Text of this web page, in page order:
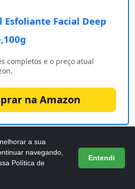
Esfoliante Facial Deep
completos e o preço atual
na Amazon
limpaerenovada
Facial Deep Clean
perfeita. Com sua fórmula
a sua
navegando,
Política de
Entendi